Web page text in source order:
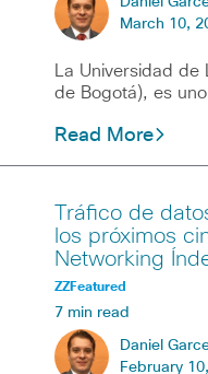
March 10,
La Universidad de
de Bogotá), es
Read More
Tráfico de
los próximos
Networking
ZZFeatured
7 min read
Daniel
February